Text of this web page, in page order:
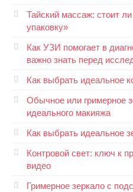
Тайский массаж: стоит
упаковку»
Как УЗИ помогает в
важно знать перед
Как выбрать идеальное
Обычное или гримерное
идеального макияжа
Как выбрать идеальное
Контровой свет: ключ к
видео
Гримерное зеркало с